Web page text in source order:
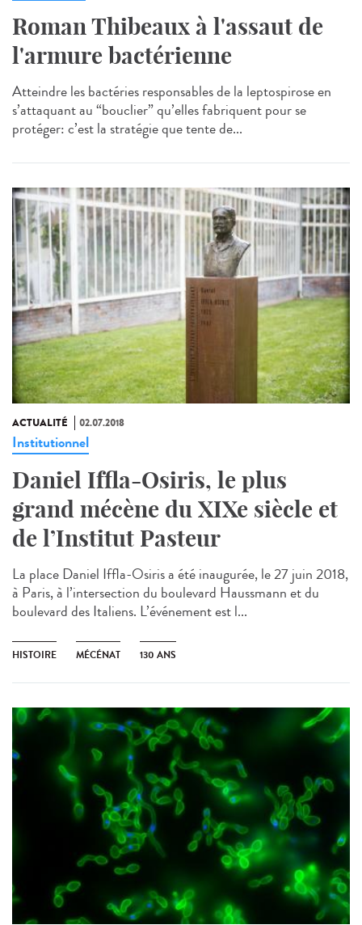
Roman Thibeaux à l'assaut de
l'armure bactérienne
Atteindre les bactéries responsables de la leptospirose en
s’attaquant au “bouclier” qu’elles fabriquent pour se
protéger: c’est la stratégie que tente de...
ACTUALITÉ 02.07.2018
Institutionnel
Daniel Iffla-Osiris, le plus
grand mécène du XIXe siècle et
de l’Institut Pasteur
La place Daniel Iffla-Osiris a été inaugurée, le 27 juin 2018,
à Paris, à l’intersection du boulevard Haussmann et du
boulevard des Italiens. L’événement est l...
HISTOIRE MÉCÉNAT 130 ANS